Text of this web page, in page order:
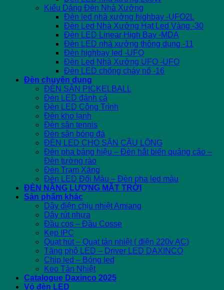
Kiểu Dáng Đèn Nhà Xưởng
Đèn led nhà xưởng highbay -UFO2L
Đèn Led Nhà Xưởng Hạt Led Vàng -30
Đèn LED Linear High Bay -MDA
Đèn LED nhà xưởng thông dụng -11
Đèn highbay led -UFO
Đèn Led Nhà Xưởng UFO -UFO
Đèn LED chống cháy nổ -16
Đèn chuyên dụng
ĐÈN SÂN PICKELBALL
Đèn LED đánh cá
Đèn LED Công Trình
Đèn kho lạnh
Đèn sân tennis
Đèn sân bóng đá
ĐÈN LED CHO SÂN CẦU LÔNG
Đèn pha bảng hiệu – Đèn hắt biển quảng cáo –
Đèn tường rào
Đèn Trạm Xăng
Đèn LED Đổi Màu – Đèn pha led màu
ĐÈN NĂNG LƯỢNG MẶT TRỜI
Sản phẩm khác
Dây điện chịu nhiệt Amiang
Dây rút nhựa
Đầu cos – Đầu Cosse
Kẹp IPC
Quạt hút – Quạt tản nhiệt ( điện 220v AC)
Tăng phô LED – Driver LED DAXINCO
Chip led – Bóng led
Keo Tản Nhiệt
Catalogue Daxinco 2025
Vỏ đèn LED